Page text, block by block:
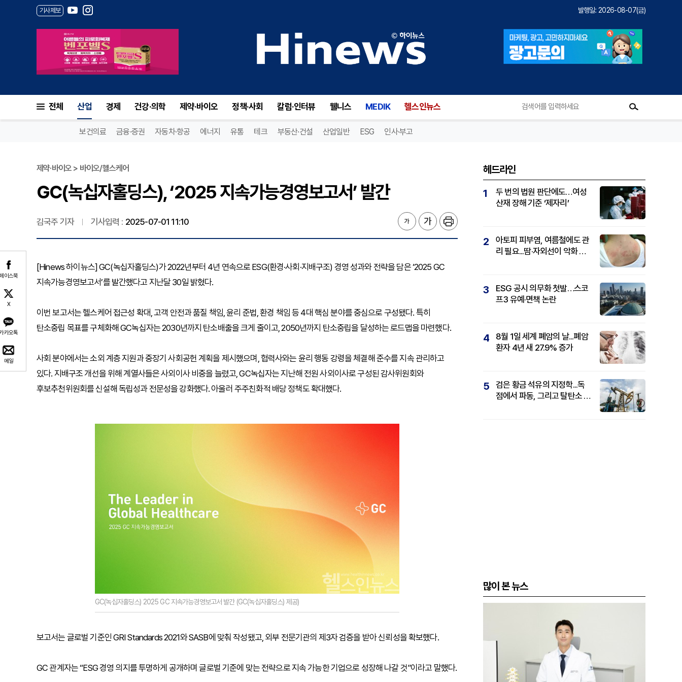
기사제보 발행일: 2026-08-07(금)
전체 산업 경제 건강·의학 제약·바이오 정책·사회 칼럼·인터뷰 웰니스 MEDIK 헬스인뉴스
보건의료 금융·증권 자동차·항공 에너지 유통 테크 부동산·건설 산업일반 ESG 인사·부고
이스북
X
카오톡
메일
제약·바이오 > 바이오/헬스케어
GC(녹십자홀딩스), ‘2025 지속가능경영보고서’ 발간
김국주 기자 기사입력 : 2025-07-01 11:10
[Hinews 하이뉴스] GC(녹십자홀딩스)가 2022년부터 4년 연속으로 ESG(환경·사회·지배구조) 경영 성과와 전략을 담은 ‘2025 GC
지속가능경영보고서’를 발간했다고 지난달 30일 밝혔다.
이번 보고서는 헬스케어 접근성 확대, 고객 안전과 품질 책임, 윤리 준법, 환경 책임 등 4대 핵심 분야를 중심으로 구성됐다. 특히
탄소중립 목표를 구체화해 GC녹십자는 2030년까지 탄소배출을 크게 줄이고, 2050년까지 탄소중립을 달성하는 로드맵을 마련했다.
사회 분야에서는 소외 계층 지원과 중장기 사회공헌 계획을 제시했으며, 협력사와는 윤리 행동 강령을 체결해 준수를 지속 관리하고
있다. 지배구조 개선을 위해 계열사들은 사외이사 비중을 늘렸고, GC녹십자는 지난해 전원 사외이사로 구성된 감사위원회와
후보추천위원회를 신설해 독립성과 전문성을 강화했다. 아울러 주주친화적 배당 정책도 확대했다.
GC(녹십자홀딩스) 2025 GC 지속가능경영보고서 발간 (GC(녹십자홀딩스) 제공)
보고서는 글로벌 기준인 GRI Standards 2021와 SASB에 맞춰 작성됐고, 외부 전문기관의 제3자 검증을 받아 신뢰성을 확보했다.
GC 관계자는 “ESG 경영 의지를 투명하게 공개하며 글로벌 기준에 맞는 전략으로 지속 가능한 기업으로 성장해 나갈 것”이라고 말했다.
헤드라인
1
두 번의 법원 판단에도…여성
산재 장해 기준 ‘제자리’
2
아토피 피부염, 여름철에도 관
리 필요...땀·자외선이 악화 요
3
ESG 공시 의무화 첫발…스코
프3 유예·면책 논란
4
8월 1일 세계 폐암의 날...폐암
환자 4년 새 27.9% 증가
5
검은 황금 석유의 지정학...독
점에서 파동, 그리고 탈탄소 패
많이 본 뉴스